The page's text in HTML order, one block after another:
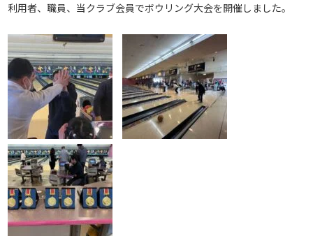
利用者、職員、当クラブ会員でボウリング大会を開催しました。